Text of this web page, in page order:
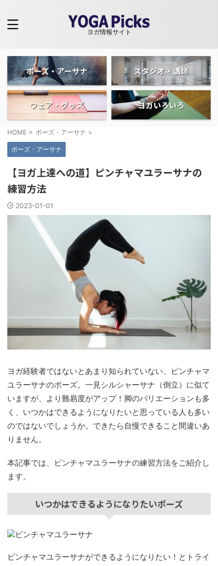
ヨガ情報サイト
ポーズ・アーサナ スタジオ・講師
ウェア・グッズ ヨガいろいろ
HOME > ポーズ・アーサナ >
ポーズ・アーサナ
【ヨガ上達への道】ピンチャマユラーサナの
練習方法
2023-01-01
ヨガ経験者ではないとあまり知られていない、ピンチャマ
ユラーサナのポーズ。一見シルシャーサナ（倒立）に似て
いますが、より難易度がアップ！脚のバリエーションも多
く、いつかはできるようになりたいと思っている人も多い
のではないでしょうか。できたら自慢できること間違いあ
りません。
本記事では、ピンチャマユラーサナの練習方法をご紹介し
ます。
いつかはできるようになりたいポーズ
ピンチャマユラーサナができるようになりたい！とトライ